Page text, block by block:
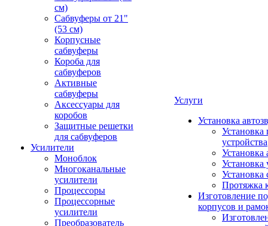
см)
Сабвуферы от 21"
(53 см)
Корпусные
сабвуферы
Короба для
сабвуферов
Активные
сабвуферы
Аксессуары для
коробов
Защитные решетки
для сабвуферов
Усилители
Моноблок
Многоканальные
усилители
Процессоры
Процессорные
усилители
Преобразователь
Услуги
Установка
Установка
устройства
Установка
Установка
Установка
Протяжка
Изготовление
корпусов и